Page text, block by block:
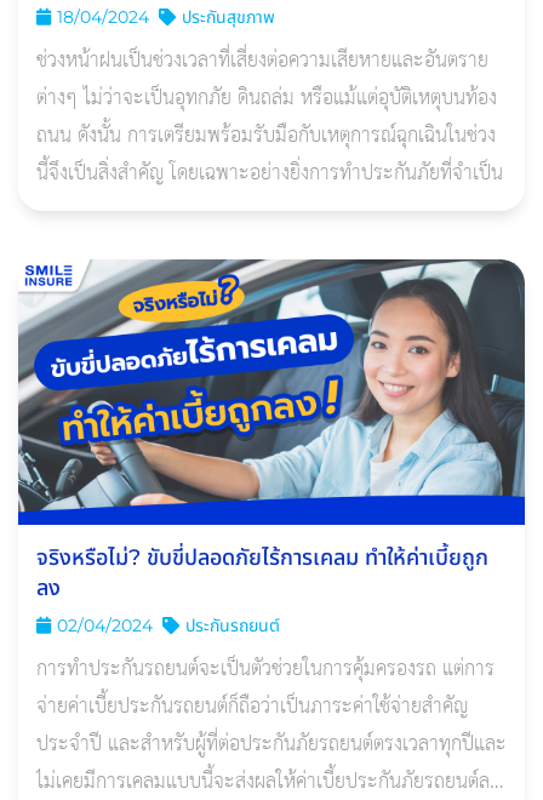
18/04/2024 ประกันสุขภาพ
ช่วงหน้าฝนเป็นช่วงเวลาที่เสี่ยงต่อความเสียหายและอันตราย
ต่างๆ ไม่ว่าจะเป็นอุทกภัย ดินถล่ม หรือแม้แต่อุบัติเหตุบนท้อง
ถนน ดังนั้น การเตรียมพร้อมรับมือกับเหตุการณ์ฉุกเฉินในช่วง
นี้จึงเป็นสิ่งสำคัญ โดยเฉพาะอย่างยิ่งการทำประกันภัยที่จำเป็น
จริงหรือไม่? ขับขี่ปลอดภัยไร้การเคลม ทําให้ค่าเบี้ยถูก
ลง
02/04/2024 ประกันรถยนต์
การทำประกันรถยนต์จะเป็นตัวช่วยในการคุ้มครองรถ แต่การ
จ่ายค่าเบี้ยประกันรถยนต์ก็ถือว่าเป็นภาระค่าใช้จ่ายสำคัญ
ประจำปี และสำหรับผู้ที่ต่อประกันภัยรถยนต์ตรงเวลาทุกปีและ
ไม่เคยมีการเคลมแบบนี้จะส่งผลให้ค่าเบี้ยประกันภัยรถยนต์ลด